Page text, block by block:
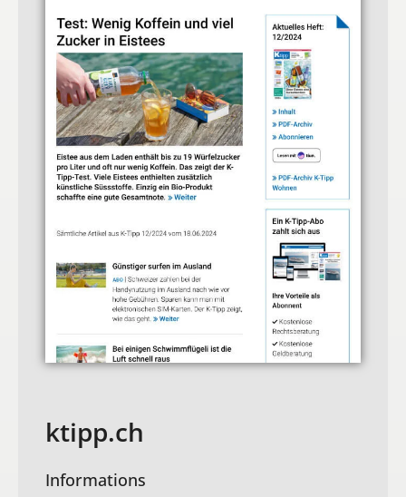
ktipp.ch
Informations